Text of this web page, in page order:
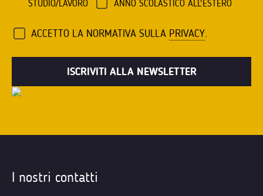
STUDIO/LAVORO
ANNO SCOLASTICO ALL'ESTERO
ACCETTO LA NORMATIVA SULLA PRIVACY.
I nostri contatti